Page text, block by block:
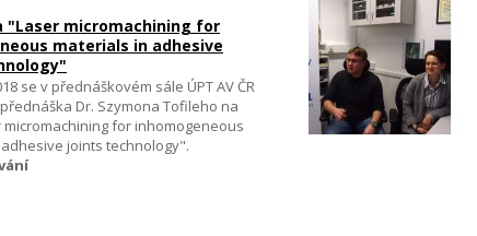
"Laser micromachining for
materials in adhesive
se v přednáškovém sále ÚPT AV ČR
Dr. Szymona Tofileho na
micromachining for inhomogeneous
joints technology".